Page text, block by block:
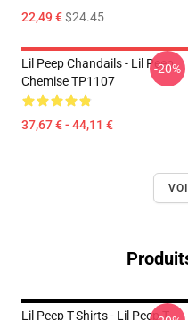
22,49 €$24.45
Lil Peep Chandails - Lil Peep
Chemise TP1107
37,67 € - 44,11 €
-20%
Lil Peep T-Shirts - Lil Peep T-